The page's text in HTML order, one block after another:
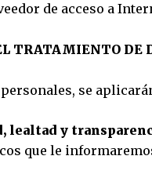
de acceso a
TRATAMIENTO DE
se
lealtad y
que le